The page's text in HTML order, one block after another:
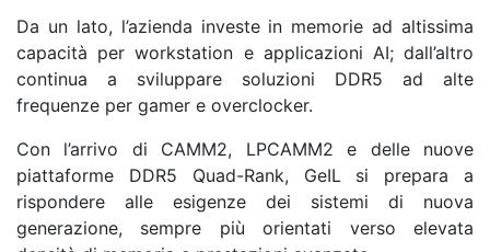
Da un lato, l’azienda investe in memorie ad altissima
capacità per workstation e applicazioni AI; dall’altro
continua a sviluppare soluzioni DDR5 ad alte
frequenze per gamer e overclocker.
Con l’arrivo di CAMM2, LPCAMM2 e delle nuove
piattaforme DDR5 Quad-Rank, GeIL si prepara a
rispondere alle esigenze dei sistemi di nuova
generazione, sempre più orientati verso elevata